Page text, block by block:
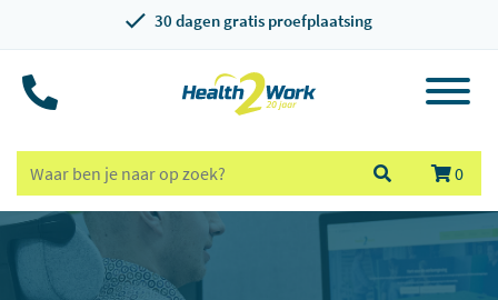
30 dagen gratis proefplaatsing
0